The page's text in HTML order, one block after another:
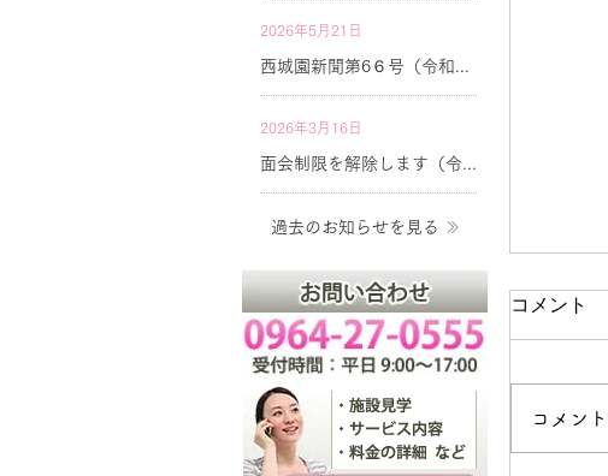
コメント
コメン
2026年5月21日
2026年3月16日
過去のお知らせを見る